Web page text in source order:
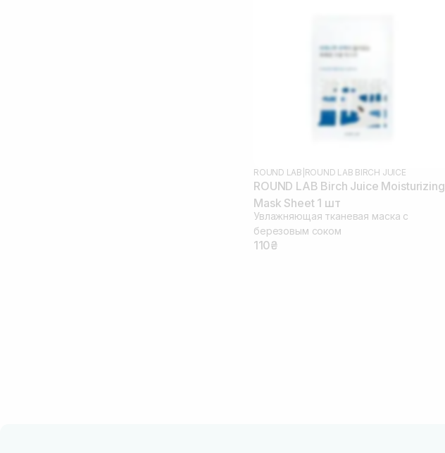
ROUND LAB ROUND LAB BIRCH JUICE
ROUND LAB Birch Juice Moisturizing
Mask Sheet 1 шт
Увлажняющая тканевая маска с
березовым соком
110₴